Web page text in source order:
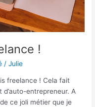
!
/Julie
freelance ! Cela fait
d’auto-entrepreneur. A
ce joli métier que je